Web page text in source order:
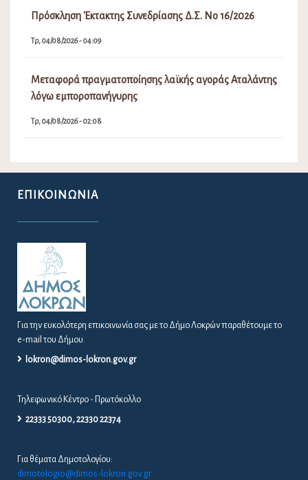
Πρόσκληση Έκτακτης Συνεδρίασης Δ.Σ. Νο 16/2026
Τρ, 04/08/2026 - 04:09
Μεταφορά πραγματοποίησης λαϊκής αγοράς Αταλάντης
λόγω εμποροπανήγυρης
Τρ, 04/08/2026 - 02:08
ΕΠΙΚΟΙΝΩΝΊΑ
Για την ευκολότερη επικοινωνία σας με το Δήμο Λοκρών παραθέτουμε το
e-mail του Δήμου.
lokron@dimos-lokron.gov.gr
Τηλεφωνικό Κέντρο - Πρωτόκολλο
22333 50300, 22330 22374
Για θέματα Δημοτολογίου:
dimotologio@dimos-lokron.gov.gr